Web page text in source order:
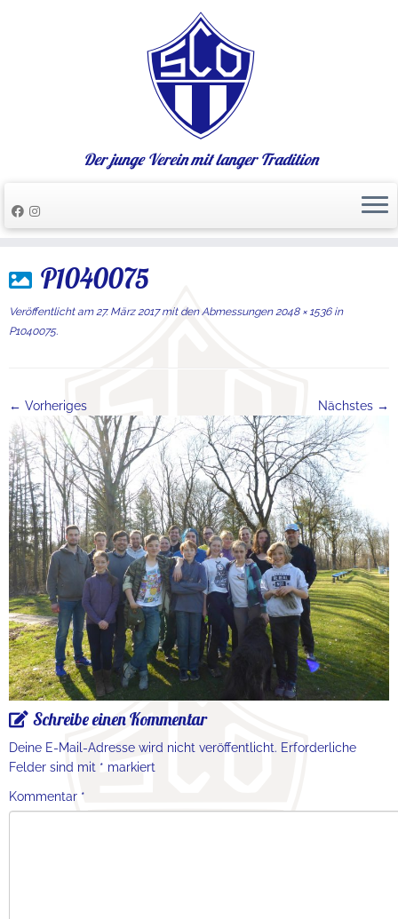
Inhalt
Der junge Verein mit langer Tradition
P1040075
Veröffentlicht am 27. März 2017mit den Abmessungen2048 × 1536in
P1040075.
← Vorheriges Nächstes →
Schreibe einen Kommentar
Deine E-Mail-Adresse wird nicht veröffentlicht. Erforderliche
Felder sind mit * markiert
Kommentar *